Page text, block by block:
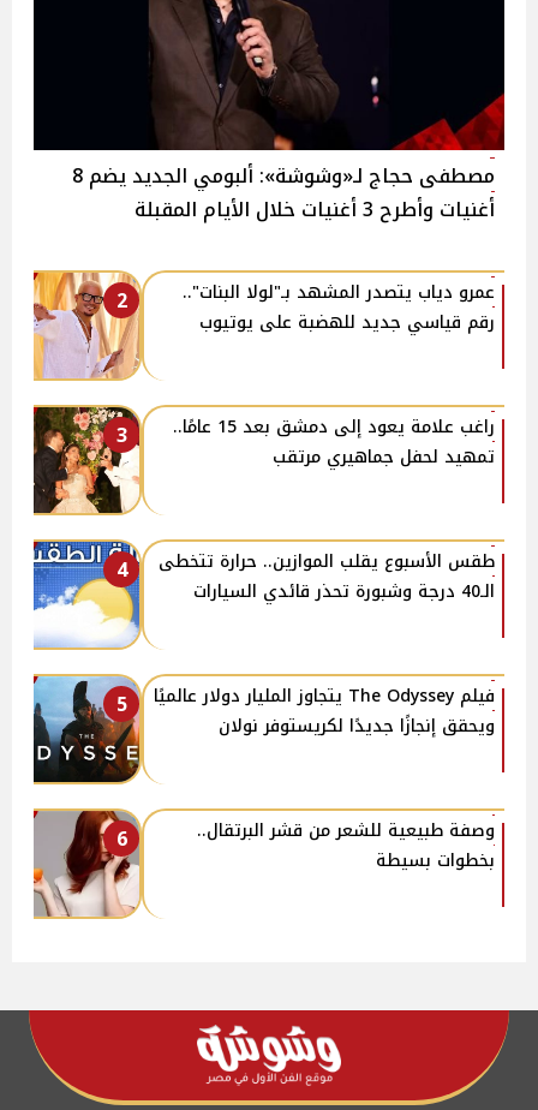
مصطفى حجاج لـ«وشوشة»: ألبومي الجديد يضم 8
أغنيات وأطرح 3 أغنيات خلال الأيام المقبلة
2
عمرو دياب يتصدر المشهد بـ"لولا البنات"..
رقم قياسي جديد للهضبة على يوتيوب
3
راغب علامة يعود إلى دمشق بعد 15 عامًا..
تمهيد لحفل جماهيري مرتقب
4
طقس الأسبوع يقلب الموازين.. حرارة تتخطى
الـ40 درجة وشبورة تحذر قائدي السيارات
5
فيلم The Odyssey يتجاوز المليار دولار عالميًا
ويحقق إنجازًا جديدًا لكريستوفر نولان
6
وصفة طبيعية للشعر من قشر البرتقال..
بخطوات بسيطة